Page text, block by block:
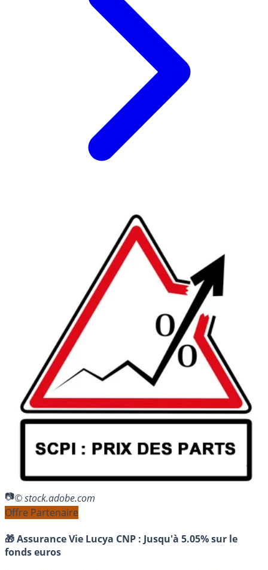
© stock.adobe.com
Offre Partenaire
🎁 Assurance Vie Lucya CNP : Jusqu'à 5.05% sur le
fonds euros